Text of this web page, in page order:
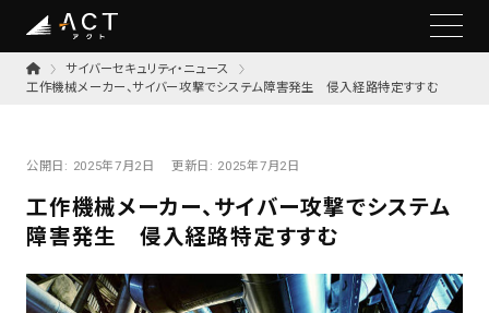
サイバーセキュリティ・ニュース
工作機械メーカー、サイバー攻撃でシステム障害発生 侵入経路特定すすむ
公開日: 2025年7月2日 更新日: 2025年7月2日
工作機械メーカー、サイバー攻撃でシステム
障害発生 侵入経路特定すすむ